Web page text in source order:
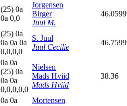
(25) 0a
0a 0,0
Jorgensen
Birger
Juul M.
(25) 0a
0a 0a 0a
0,0,0,0
S. Juul
Juul Cecilie
0a 0a
(25) 0a
0a 0a
0,0,0,0,0
Nielsen
Mads Hviid
Mads Hviid
38.36
0a 0a
Mortensen